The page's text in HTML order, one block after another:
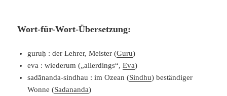
Wort-für-Wort-Übersetzung:
guruḥ : der Lehrer, Meister (Guru)
eva : wiederum („allerdings“,Eva)
sadānanda-sindhau : im Ozean (Sindhu) beständiger
Wonne (Sadananda)